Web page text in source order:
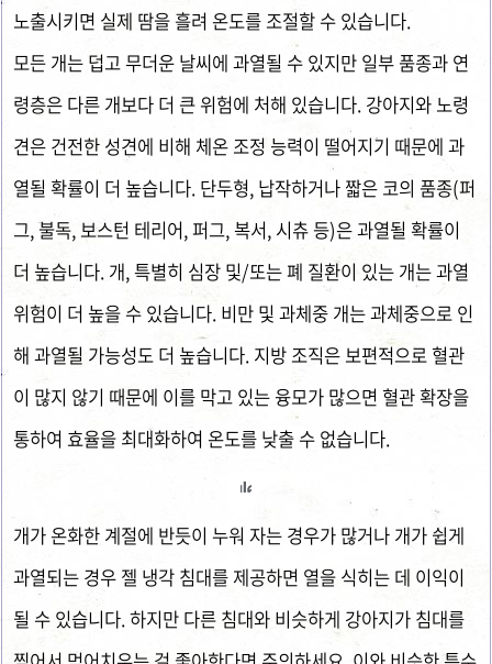
노출시키면 실제 땀을 흘려 온도를 조절할 수 있습니다.
모든 개는 덥고 무더운 날씨에 과열될 수 있지만 일부 품종과 연
령층은 다른 개보다 더 큰 위험에 처해 있습니다. 강아지와 노령
견은 건전한 성견에 비해 체온 조정 능력이 떨어지기 때문에 과
열될 확률이 더 높습니다. 단두형, 납작하거나 짧은 코의 품종(퍼
그, 불독, 보스턴 테리어, 퍼그, 복서, 시츄 등)은 과열될 확률이
더 높습니다. 개, 특별히 심장 및/또는 폐 질환이 있는 개는 과열
위험이 더 높을 수 있습니다. 비만 및 과체중 개는 과체중으로 인
해 과열될 가능성도 더 높습니다. 지방 조직은 보편적으로 혈관
이 많지 않기 때문에 이를 막고 있는 융모가 많으면 혈관 확장을
통하여 효율을 최대화하여 온도를 낮출 수 없습니다.
개가 온화한 계절에 반듯이 누워 자는 경우가 많거나 개가 쉽게
과열되는 경우 젤 냉각 침대를 제공하면 열을 식히는 데 이익이
될 수 있습니다. 하지만 다른 침대와 비슷하게 강아지가 침대를